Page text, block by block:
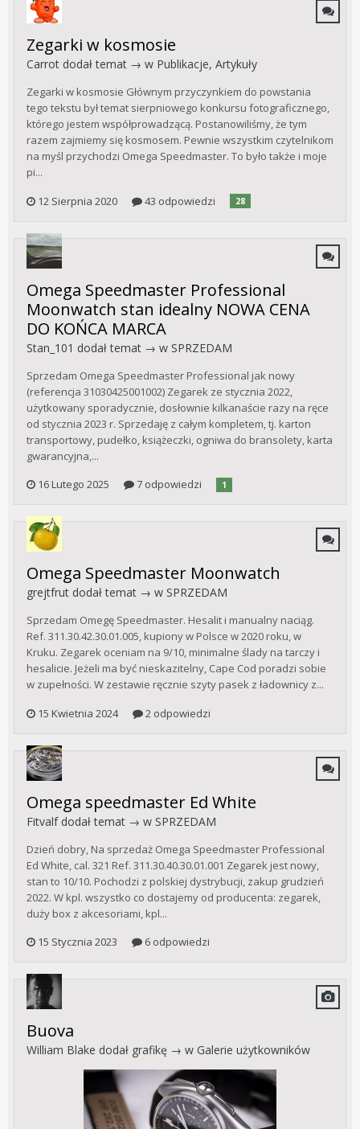
Zegarki w kosmosie
Carrot dodał temat → w Publikacje, Artykuły
Zegarki w kosmosie Głównym przyczynkiem do powstania
tego tekstu był temat sierpniowego konkursu fotograficznego,
którego jestem współprowadzącą. Postanowiliśmy, że tym
razem zajmiemy się kosmosem. Pewnie wszystkim czytelnikom
na myśl przychodzi Omega Speedmaster. To było także i moje
pi...
12 Sierpnia 2020
43 odpowiedzi 28
Omega Speedmaster Professional
Moonwatch stan idealny NOWA CENA
DO KOŃCA MARCA
Stan_101 dodał temat → w SPRZEDAM
Sprzedam Omega Speedmaster Professional jak nowy
(referencja 31030425001002) Zegarek ze stycznia 2022,
użytkowany sporadycznie, dosłownie kilkanaście razy na ręce
od stycznia 2023 r. Sprzedaję z całym kompletem, tj. karton
transportowy, pudełko, książeczki, ogniwa do bransolety, karta
gwarancyjna,...
16 Lutego 2025
7 odpowiedzi 1
Omega Speedmaster Moonwatch
grejtfrut dodał temat → w SPRZEDAM
Sprzedam Omegę Speedmaster. Hesalit i manualny naciąg.
Ref. 311.30.42.30.01.005, kupiony w Polsce w 2020 roku, w
Kruku. Zegarek oceniam na 9/10, minimalne ślady na tarczy i
hesalicie. Jeżeli ma być nieskazitelny, Cape Cod poradzi sobie
w zupełności. W zestawie ręcznie szyty pasek z ładownicy z...
15 Kwietnia 2024
2 odpowiedzi
Omega speedmaster Ed White
Fitvalfdodał temat → w SPRZEDAM
Dzień dobry, Na sprzedaż Omega Speedmaster Professional
Ed White, cal. 321 Ref. 311.30.40.30.01.001 Zegarek jest nowy,
stan to 10/10. Pochodzi z polskiej dystrybucji, zakup grudzień
2022. W kpl. wszystko co dostajemy od producenta: zegarek,
duży box z akcesoriami, kpl...
15 Stycznia 2023
6 odpowiedzi
Buova
William Blake dodał grafikę → w Galerie użytkowników